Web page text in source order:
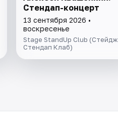
Стендап-концерт
13 сентября 2026 •
воскресенье
Stage StandUp Club (Стейдж
Стендап Клаб)